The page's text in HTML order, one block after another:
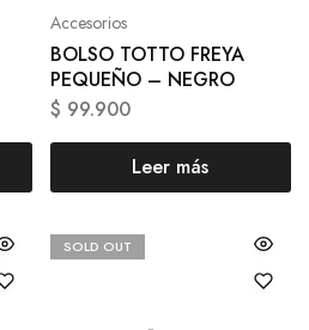
Accesorios
BOLSO TOTTO FREYA
PEQUEÑO – NEGRO
$ 99.900
Leer más
SOLD OUT